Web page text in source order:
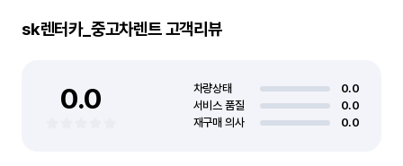
sk렌터카_중고차렌트고객리뷰
0.0 차량상태
0.0
서비스 품질
0.0
재구매 의사
0.0